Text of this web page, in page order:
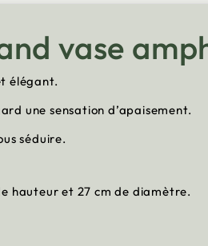
vase
élégant.
une sensation d’apaisement.
séduire.
hauteur et 27 cm de diamètre.